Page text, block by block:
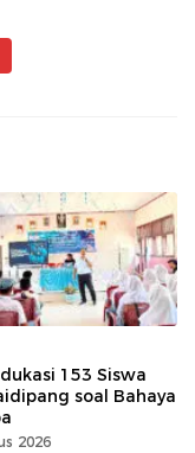
153 Siswa
soal Bahaya
2026